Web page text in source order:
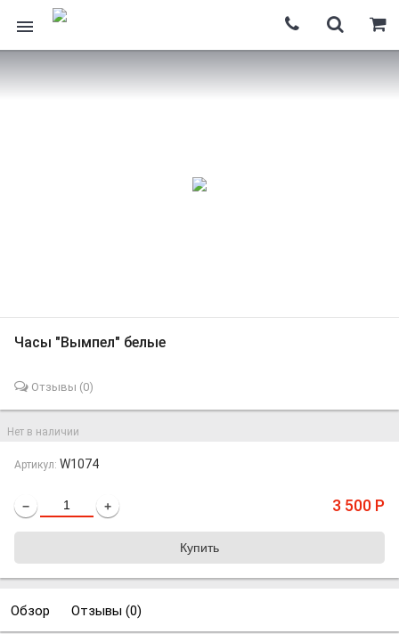
Часы "Вымпел" белые
Отзывы (0)
Нет в наличии
Артикул: W1074
− + 3 500 Р
Обзор Отзывы (0)